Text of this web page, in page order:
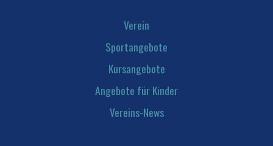
Verein
Sportangebote
Kursangebote
Angebote für Kinder
Vereins-News